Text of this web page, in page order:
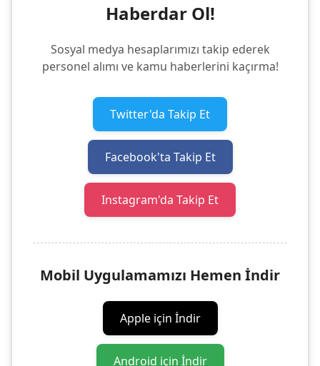
Haberdar Ol!
Sosyal medya hesaplarımızı takip ederek
personel alımı ve kamu haberlerini kaçırma!
Twitter'da Takip Et
Facebook'ta Takip Et
Instagram'da Takip Et
Mobil Uygulamamızı Hemen İndir
Apple için İndir
Android için İndir